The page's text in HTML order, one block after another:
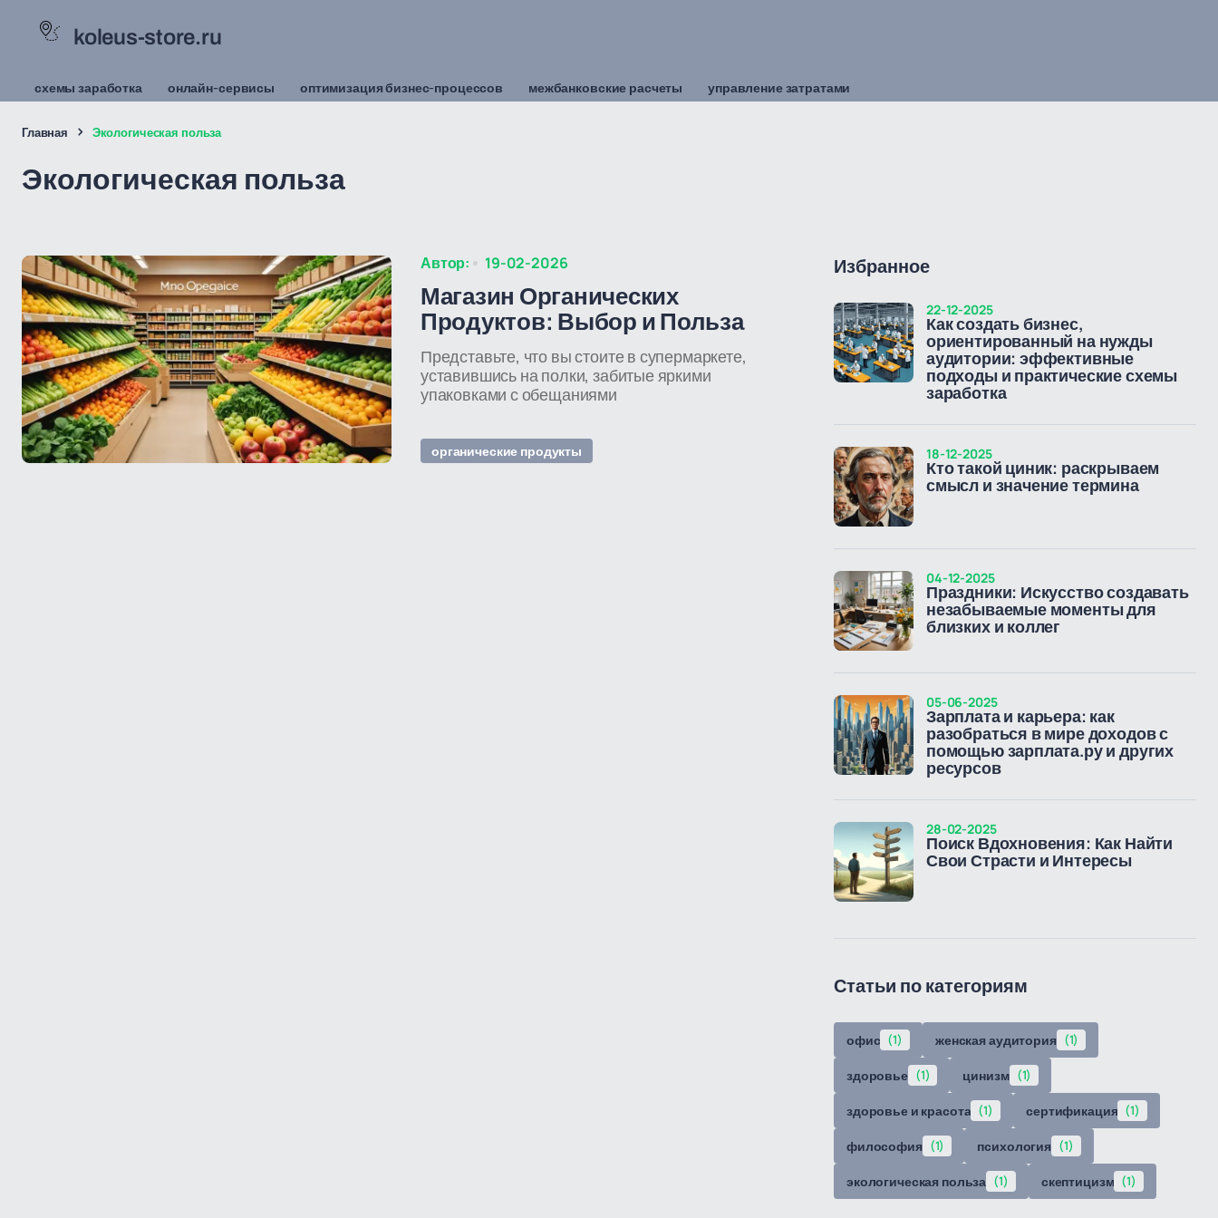
koleus-store.ru
схемы заработка онлайн-сервисы оптимизация бизнес-процессов межбанковские расчеты управление затратами
Главная Экологическая польза
Экологическая польза
Автор: 19-02-2026
Магазин Органических
Продуктов: Выбор и Польза
Представьте, что вы стоите в супермаркете,
уставившись на полки, забитые яркими
упаковками с обещаниями
органические продукты
Избранное
Как создать бизнес,
ориентированный на нужды
аудитории: эффективные
подходы и практические схемы
заработка
22-12-2025
Кто такой циник: раскрываем
смысл и значение термина
18-12-2025
Праздники: Искусство создавать
незабываемые моменты для
близких и коллег
04-12-2025
Зарплата и карьера: как
разобраться в мире доходов с
помощью зарплата.ру и других
ресурсов
05-06-2025
Поиск Вдохновения: Как Найти
Свои Страсти и Интересы
28-02-2025
Статьи по категориям
офис (1) женская аудитория (1)
здоровье (1) цинизм (1)
здоровье и красота (1) сертификация (1)
философия (1) психология (1)
экологическая польза (1) скептицизм (1)